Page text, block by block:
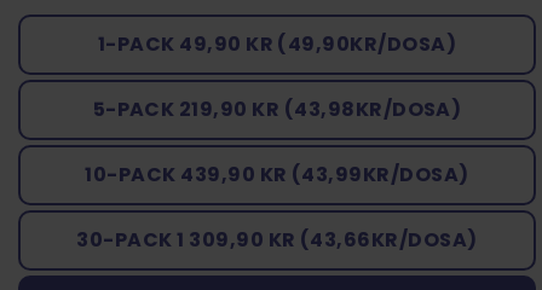
1-PACK 49,90 KR (49,90KR/DOSA)
5-PACK 219,90 KR (43,98KR/DOSA)
10-PACK 439,90 KR (43,99KR/DOSA)
30-PACK 1 309,90 KR (43,66KR/DOSA)